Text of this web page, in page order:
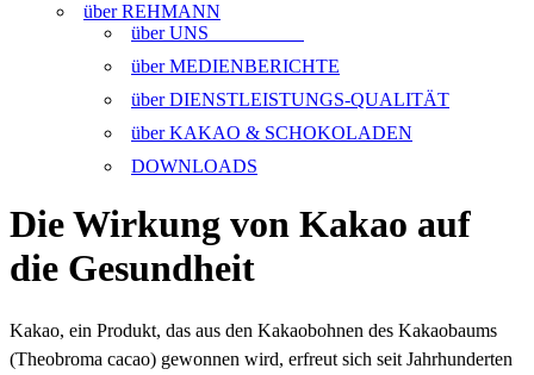
über REHMANN
über UNS
über MEDIENBERICHTE
über DIENSTLEISTUNGS-QUALITÄT
über KAKAO & SCHOKOLADEN
DOWNLOADS
Die Wirkung von Kakao auf
die Gesundheit
Kakao, ein Produkt, das aus den Kakaobohnen des Kakaobaums
(Theobroma cacao) gewonnen wird, erfreut sich seit Jahrhunderten